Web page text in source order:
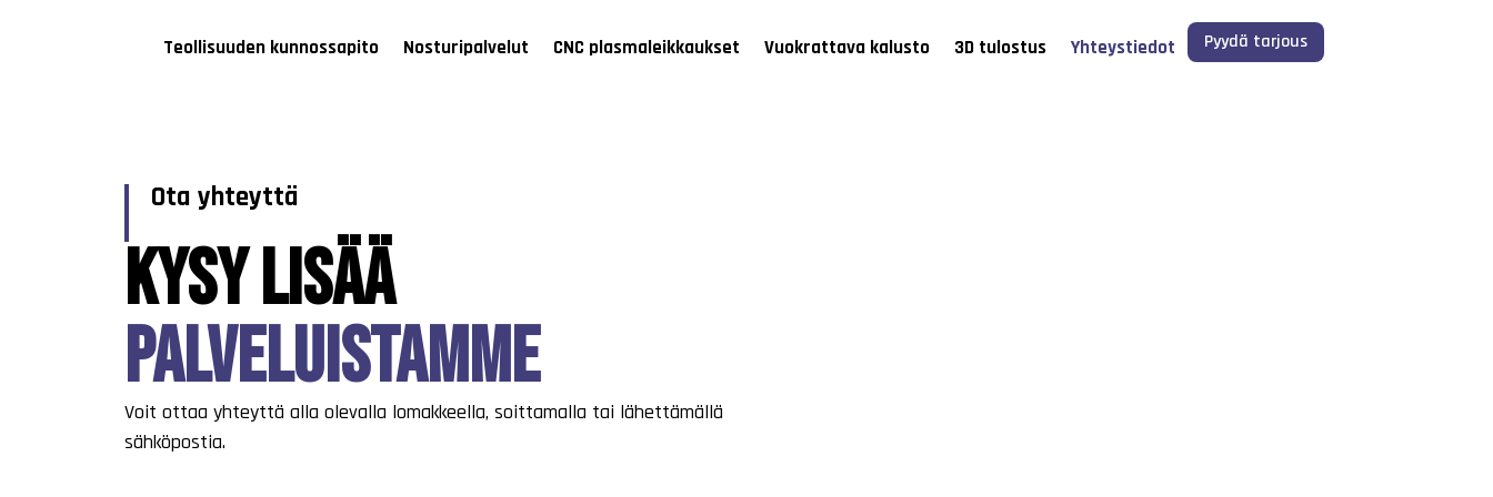
Teollisuuden kunnossapito Nosturipalvelut CNC plasmaleikkaukset Vuokrattava kalusto 3D tulostus Yhteystiedot Pyydä tarjous
Ota yhteyttä
Kysy lisää
palveluistamme
Voit ottaa yhteyttä alla olevalla lomakkeella, soittamalla tai lähettämällä
sähköpostia.